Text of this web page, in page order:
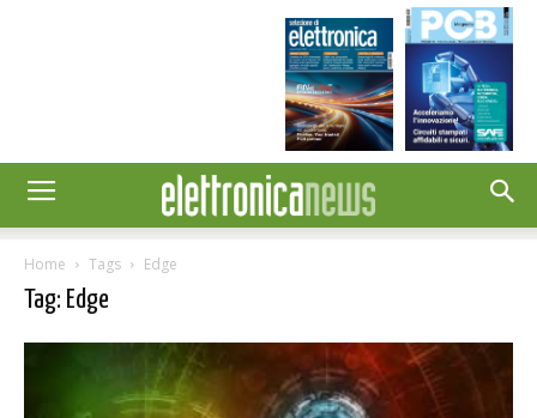
Home Tags Edge
Tag: Edge